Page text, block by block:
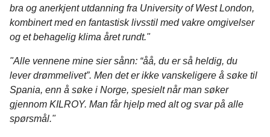
bra og anerkjent utdanning fra University of West London,
kombinert med en fantastisk livsstil med vakre omgivelser
og et behagelig klima året rundt."
"Alle vennene mine sier sånn: “åå, du er så heldig, du
lever drømmelivet”. Men det er ikke vanskeligere å søke til
Spania, enn å søke i Norge, spesielt når man søker
gjennom KILROY. Man får hjelp med alt og svar på alle
spørsmål."